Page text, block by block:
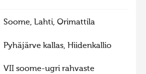
2023 lisa
2023
2022
Soome, Lahti, Orimattila
Pyhäjärve kallas, Hiidenkallio
VII soome-ugri rahvaste